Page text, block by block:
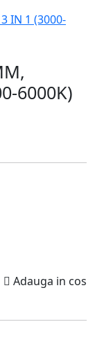
6000K)
Adauga in cos